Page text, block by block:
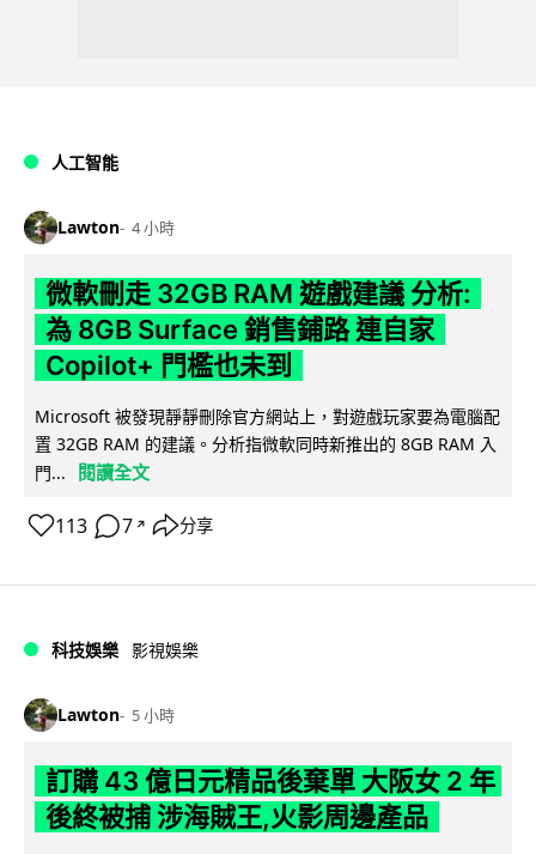
人工智能
Lawton 4 小時
微軟刪走 32GB RAM 遊戲建議 分析:
為 8GB Surface 銷售鋪路 連自家
Copilot+ 門檻也未到
Microsoft 被發現靜靜刪除官方網站上，對遊戲玩家要為電腦配
置 32GB RAM 的建議。分析指微軟同時新推出的 8GB RAM 入
門...
閱讀全文
113 7 ↗ 分享
科技娛樂 影視娛樂
Lawton 5 小時
訂購 43 億日元精品後棄單 大阪女 2 年
後終被捕 涉海賊王,火影周邊產品